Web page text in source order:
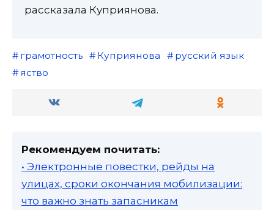
рассказала Куприянова.
грамотность Куприянова
русский язык
яство
Рекомендуем почитать:
• Электронные повестки, рейды на
улицах, сроки окончания мобилизации:
что важно знать запасникам